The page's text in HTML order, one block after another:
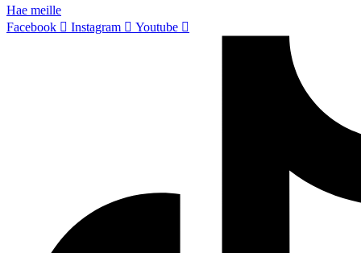
Hae meille
Facebook
Instagram Youtube